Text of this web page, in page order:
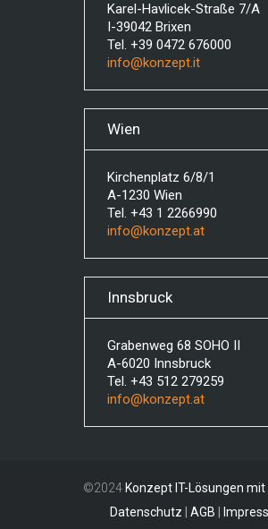
Karel-Havlicek-Straße 7/A
I-39042 Brixen
Tel. +39 0472 676000
info@konzept.it
Wien
Kirchenplatz 6/8/1
A-1230 Wien
Tel. +43 1 2266990
info@konzept.at
Innsbruck
Grabenweg 68 SOHO II
A-6020 Innsbruck
Tel. +43 512 279259
info@konzept.at
©2024 Konzept IT-Lösungen
Datenschutz
AGB